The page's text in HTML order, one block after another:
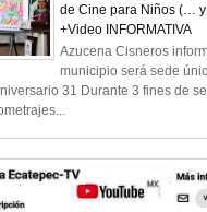
de Cine para Niños (…
+Video INFORMATIVA
Azucena Cisneros
municipio será sede
31 Durante 3 fines de